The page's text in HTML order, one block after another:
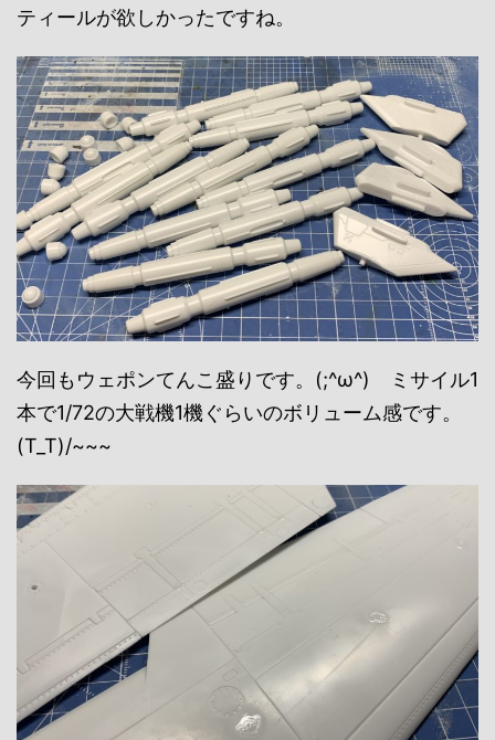
ティールが欲しかったですね。
今回もウェポンてんこ盛りです。(;^ω^) ミサイル1
本で1/72の大戦機1機ぐらいのボリューム感です。
(T_T)/~~~